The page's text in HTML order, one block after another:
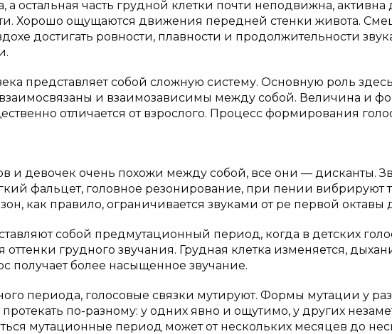
остальная часть грудной клетки почти неподвижна,
Хорошо ощущаются движения передней стенки живота.
достигать ровности, плавности и продолжительности
представляет собой сложную систему. Основную роль
и взаимозависимы между собой. Величина и
отличается от взрослого. Процесс формирования
и девочек очень похожи между собой, все они — дисканты.
фальцет, головное резонирование, при пении вибрируют
как правило, ограничивается звуками от ре первой октавы
собой предмутационный период, когда в детских
грудного звучания. Грудная клетка изменяется,
получает более насыщенное звучание.
периода, голосовые связки мутируют. Формы мутации у
по-разному: у одних явно и ощутимо, у других
мутационные период может от нескольких месяцев до